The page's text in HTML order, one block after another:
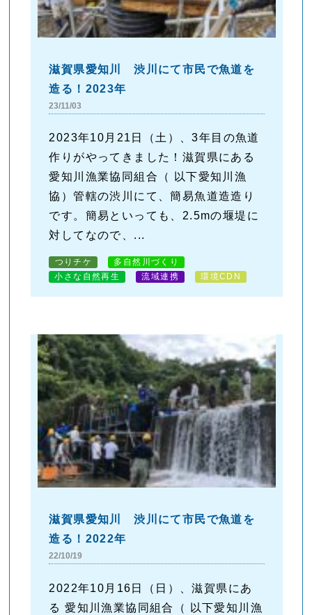
滋賀県愛知川 渋川にて市民で魚道を
造る！2023年
23/11/03
2023年10月21日（土）、3年目の魚道
作りがやってきました！滋賀県にある
愛知川漁業協同組合（ 以下愛知川漁
協）管轄の渋川にて、簡易魚道造造り
です。簡易といっても、2.5mの堰堤に
対してなので、...
つりチケ
多自然川づくり
小さな自然再生
流域連携 環境CDN
滋賀県愛知川 渋川にて市民で魚道を
造る！2022年
22/10/19
2022年10月16日（日）、滋賀県にあ
る 愛知川漁業協同組合（ 以下愛知川漁